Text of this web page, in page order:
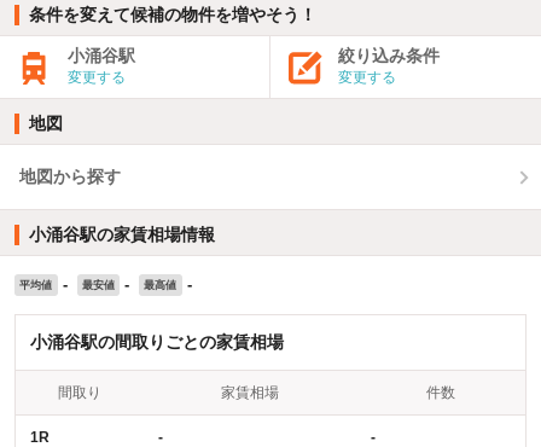
条件を変えて候補の物件を増やそう！
小涌谷駅
変更する
絞り込み条件
変更する
地図
地図から探す
小涌谷駅の家賃相場情報
平均値 - 最安値 - 最高値 -
小涌谷駅の間取りごとの家賃相場
間取り 家賃相場 件数
1R - -